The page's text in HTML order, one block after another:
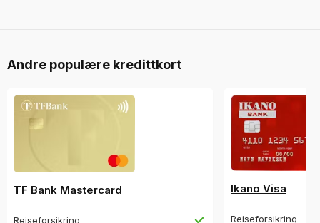
Andre populære kredittkort
TF Bank Mastercard
Reiseforsikring
Ikano Visa
Reiseforsikring